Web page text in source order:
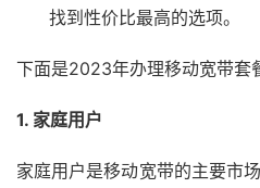
找到性价比最高的选项。
下面是2023年办理移动宽带套
1. 家庭用户
家庭用户是移动宽带的主要市